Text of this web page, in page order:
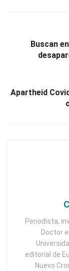
Buscan
Apartheid
Periodista,
Doctor
editorial de
Nuevo